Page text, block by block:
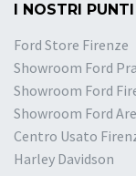
I NOSTRI
Ford Store Firenze
Showroom Ford
Showroom Ford
Showroom Ford
Centro Usato
Harley Davidson